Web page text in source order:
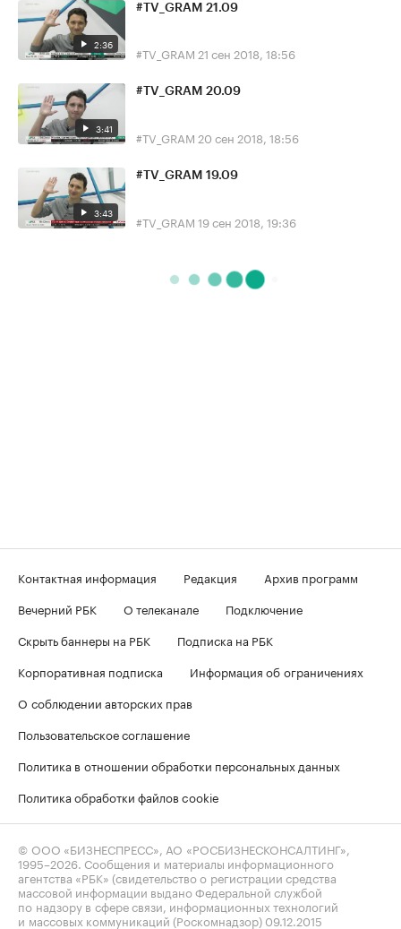
2:36
#TV_GRAM 21.09
#TV_GRAM 21 сен 2018, 18:56
3:41
#TV_GRAM 20.09
#TV_GRAM 20 сен 2018, 18:56
3:43
#TV_GRAM 19.09
#TV_GRAM 19 сен 2018, 19:36
Контактная информация Редакция
Архив программ
Вечерний РБК
О телеканале
Подключение
Скрыть баннеры на РБК
Подписка на РБК
Корпоративная подписка
Информация об ограничениях
О соблюдении авторских прав
Пользовательское соглашение
Политика в отношении обработки персональных данных
Политика обработки файлов cookie
© ООО «БИЗНЕСПРЕСС», АО «РОСБИЗНЕСКОНСАЛТИНГ»,
1995–2026 . Сообщения и материалы информационного
агентства «РБК» (свидетельство о регистрации средства
массовой информации выдано Федеральной службой
по надзору в сфере связи, информационных технологий
и массовых коммуникаций (Роскомнадзор) 09.12.2015